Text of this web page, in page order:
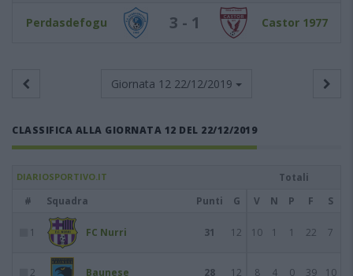
Perdasdefogu 3 - 1 Castor 1977
Giornata 12 22/12/2019
CLASSIFICA ALLA GIORNATA 12 DEL 22/12/2019
DIARIOSPORTIVO.IT
Totali
#
Squadra Punti G V N P F S
1 FC Nurri 31 12 10 1 1 22 7
2 Baunese 28 12 8 4 0 39 10